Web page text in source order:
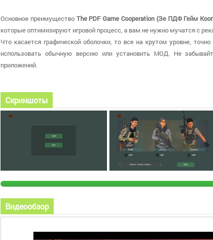
Основное преимущество The PDF Game Cooperation (Зе ПДФ Гейм
которые оптимизируют игровой процесс, а вам не нужно мучатся с
Что касается графической оболочки, то все на крутом уровне,
использовать обычную версию или установить МОД. Не
приложений.
Скриншоты
Видеообзор